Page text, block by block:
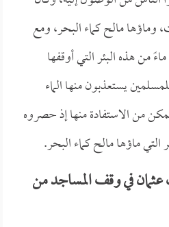
وماؤها مالح كماء البحر، ومع
من هذه البئر التي أوقفها
يستعذبون منها الماء
من الاستفادة منها إذ حصروه
ماؤها مالح كماء البحر.
في وقف المساجد من